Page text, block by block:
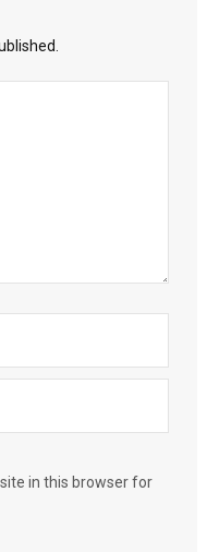
in this browser for